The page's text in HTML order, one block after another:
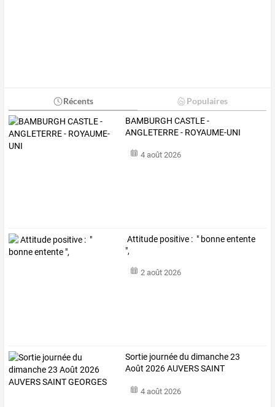
Récents Populaires
BAMBURGH CASTLE -
ANGLETERRE - ROYAUME-UNI
4 août 2026
Attitude positive : " bonne entente
",
2 août 2026
Sortie journée du dimanche 23
Août 2026 AUVERS SAINT
4 août 2026